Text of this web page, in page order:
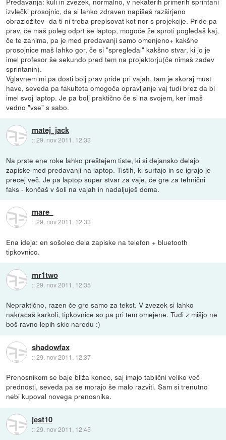
izvlečki prosojnic, da si lahko zdraven napišeš razširjeno
obrazložitev- da ti ni treba prepisovat kot nor s projekcije. Pride pa
prav, če maš poleg odprt še laptop, mogoče že sproti pogledaš kaj,
če te zanima, pa je med predavanji samo omenjeno+ kakšne
prosojnice maš lahko gor, če si "spregledal" kakšno stvar, ki jo je
imel profesor še sekundo pred tem na projektorju(če nimaš zadev
sprintanih).
Vglavnem mi pa dosti bolj prav pride pri vajah, tam je skoraj must
have, seveda pa fakulteta omogoča opravljanje vaj tudi brez da bi
imel svoj laptop. Je pa bolj praktično če si na svojem, ker imaš
vedno "vse" s sabo.
matej_jack
::29. nov 2011, 12:33
Na prste ene roke lahko preštejem tiste, ki si dejansko delajo
zapiske med predavanji na laptop. Tistih, ki surfajo in se igrajo je
precej več. Je pa laptop super stvar za vaje, če gre za tehnični
faks - končaš v šoli na vajah in nadaljuješ doma.
mare_
::29. nov 2011, 12:33
Ena ideja: en sošolec dela zapiske na telefon + bluetooth
tipkovnico.
mr1two
::29. nov 2011, 12:35
Nepraktično, razen če gre samo za tekst. V zvezek si lahko
nakracaš karkoli, tipkovnice so pa pri tem omejene. Tudi z mišjo ne
boš ravno lepih skic naredu :)
shadowfax
::29. nov 2011, 12:37
Prenosnikom se baje bliža konec, saj imajo tablični veliko več
prednosti, seveda pa se morajo še malo razviti. Sam si trenutno
nebi kupoval novega prenosnika.
jest10
::29. nov 2011, 12:45